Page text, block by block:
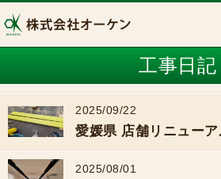
工事日記
2025/09/22
愛媛県 店舗リニュー
2025/08/01